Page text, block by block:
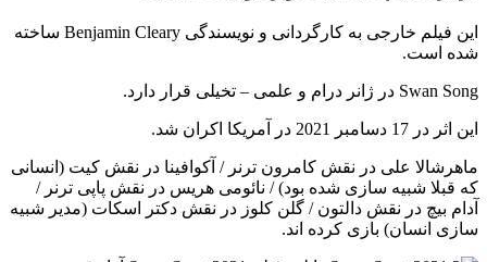
این فیلم خارجی به کارگردانی و نویسندگی Benjamin Cleary ساخته
شده است.
Swan Song در ژانر درام و علمی – تخیلی قرار دارد.
این اثر در 17 دسامبر 2021 در آمریکا اکران شد.
ماهرشالا علی در نقش کامرون ترنر / آکوافینا در نقش کیت (انسانی
که قبلا شبیه سازی شده بود) / نائومی هریس در نقش پاپی ترنر /
آدام بیچ در نقش دالتون / گلن کلوز در نقش دکتر اسکات (مدیر شبیه
سازی انسان) بازی کرده اند.